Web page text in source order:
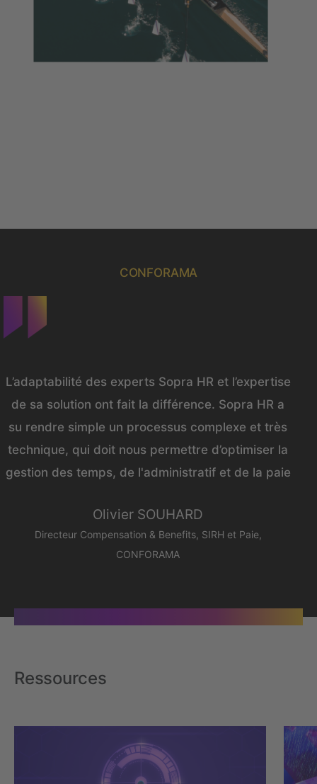
CONFORAMA
L’adaptabilité des experts Sopra HR et l’expertise
de sa solution ont fait la différence. Sopra HR a
su rendre simple un processus complexe et très
technique, qui doit nous permettre d’optimiser la
gestion des temps, de l'administratif et de la paie
Olivier SOUHARD
Directeur Compensation & Benefits, SIRH et Paie,
CONFORAMA
Ressources